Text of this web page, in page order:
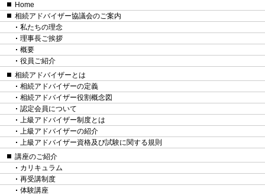
Home
相続アドバイザー協議会のご案内
私たちの理念
理事長ご挨拶
概要
役員ご紹介
相続アドバイザーとは
相続アドバイザーの定義
相続アドバイザー役割概念図
認定会員について
上級アドバイザー制度とは
上級アドバイザーの紹介
上級アドバイザー資格及び試験に関する規則
講座のご紹介
カリキュラム
再受講制度
体験講座